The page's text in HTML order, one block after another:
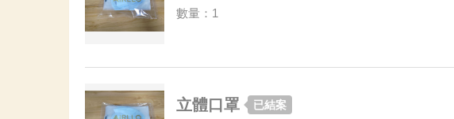
數量：1
立體口罩 已結案